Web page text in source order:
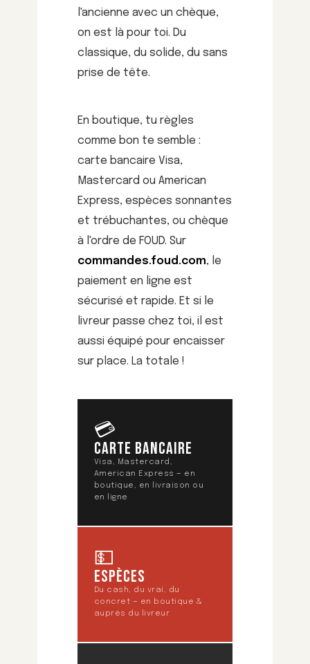
l'ancienne avec un chèque,
on est là pour toi. Du
classique, du solide, du sans
prise de tête.
En boutique, tu règles
comme bon te semble :
carte bancaire Visa,
Mastercard ou American
Express, espèces sonnantes
et trébuchantes, ou chèque
à l'ordre de FOUD. Sur
commandes.foud.com, le
paiement en ligne est
sécurisé et rapide. Et si le
livreur passe chez toi, il est
aussi équipé pour encaisser
sur place. La totale !
💳
CARTE BANCAIRE
Visa, Mastercard,
American Express — en
boutique, en livraison ou
en ligne
💵
ESPÈCES
Du cash, du vrai, du
concret — en boutique &
auprès du livreur